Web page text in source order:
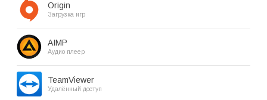
Origin
Загрузка игр
AIMP
Аудио плеер
TeamViewer
Удалённый доступ